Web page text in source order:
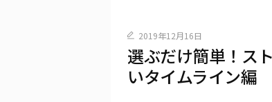
2019年12月16日
選ぶだけ簡単！ス
いタイムライン編